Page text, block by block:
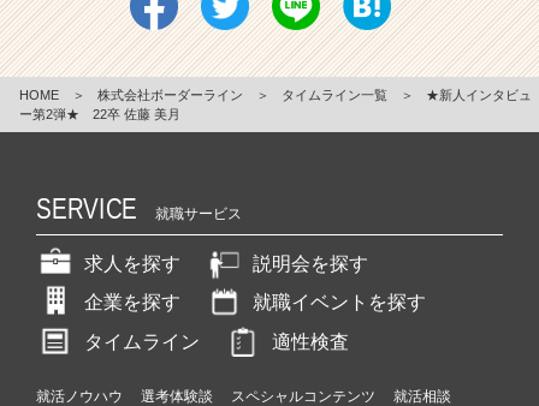
HOME ＞ 株式会社ボーダーライン ＞ タイムライン一覧 ＞
★新人インタビュ
ー第2弾★ 22卒 佐藤 美月
SERVICE 就職サービス
求人を探す
説明会を探す
企業を探す
就職イベントを探す
タイムライン
適性検査
就活ノウハウ 選考体験談 スペシャルコンテンツ
就活相談